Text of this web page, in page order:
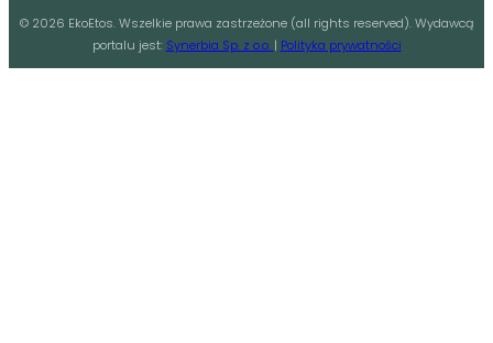
© 2026 EkoEtos. Wszelkie prawa zastrzeżone (all rights reserved). Wydawcą
portalu jest: Synerbia Sp. z o.o. | Polityka prywatności